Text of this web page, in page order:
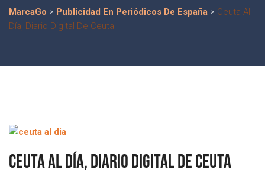
MarcaGo > Publicidad En Periódicos De España > Ceuta Al
Día, Diario Digital De Ceuta
Ceuta al día, diario digital de Ceuta